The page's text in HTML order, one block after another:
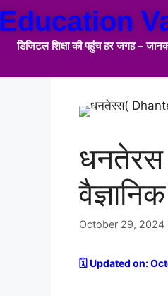
डिजिटल शिक्षा की पहुंच हर जगह–
धनतेरस
October 29, 2024
🗓️ Updated on: